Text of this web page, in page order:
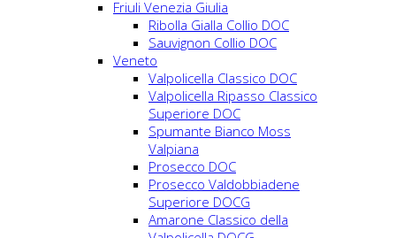
Friuli Venezia Giulia
Ribolla Gialla Collio DOC
Sauvignon Collio DOC
Veneto
Valpolicella Classico DOC
Valpolicella Ripasso Classico
Superiore DOC
Spumante Bianco Moss
Valpiana
Prosecco DOC
Prosecco Valdobbiadene
Superiore DOCG
Amarone Classico della